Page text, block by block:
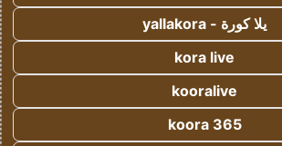
يلا كورة - yallakora
kora live
kooralive
koora 365